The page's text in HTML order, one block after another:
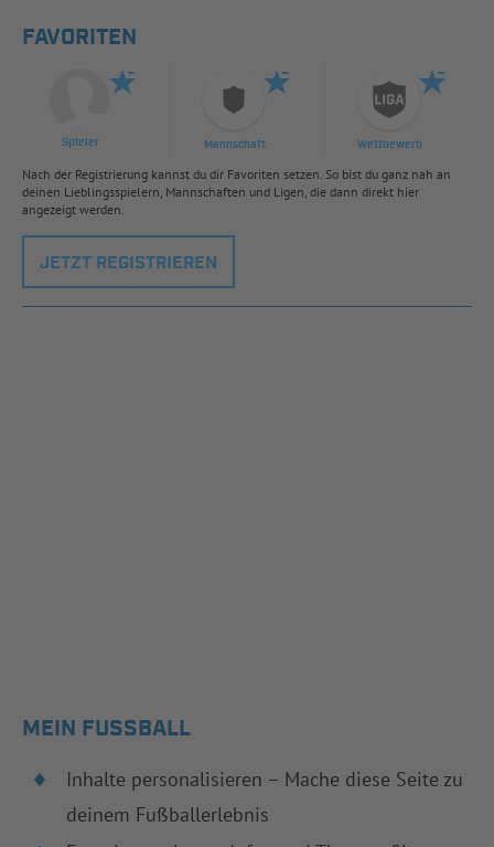
FAVORITEN
Spieler Mannschaft Wettbewerb
Nach der Registrierung kannst du dir Favoriten setzen. So bist du ganz nah an
deinen Lieblingsspielern, Mannschaften und Ligen, die dann direkt hier
angezeigt werden.
JETZT REGISTRIEREN
MEIN FUSSBALL
Inhalte personalisieren – Mache diese Seite zu
deinem Fußballerlebnis